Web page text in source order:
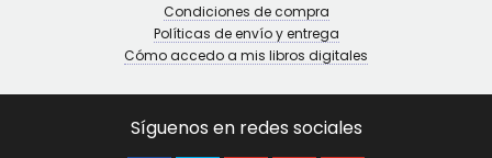
Condiciones de compra
Políticas de envío y entrega
Cómo accedo a mis libros digitales
Síguenos en redes sociales